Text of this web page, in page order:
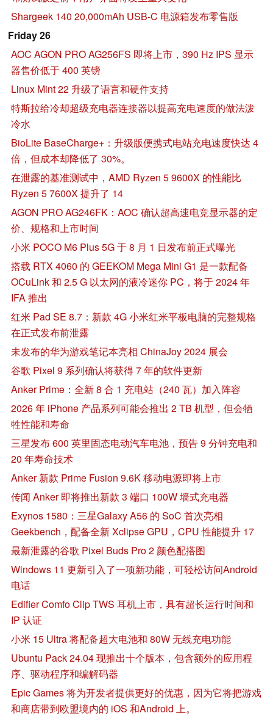
Shargeek 140 20,000mAh USB-C 电源箱发布零售版
Friday 26
AOC AGON PRO AG256FS 即将上市，390 Hz IPS 显示
器售价低于 400 英镑
Linux Mint 22 升级了语言和硬件支持
特斯拉给冷却超级充电器连接器以提高充电速度的做法泼
冷水
BioLite BaseCharge+：升级版便携式电站充电速度快达 4
倍，但成本却降低了 30%。
在泄露的基准测试中，AMD Ryzen 5 9600X 的性能比
Ryzen 5 7600X 提升了 14
AGON PRO AG246FK：AOC 确认超高速电竞显示器的定
价、规格和上市时间
小米 POCO M6 Plus 5G 于 8 月 1 日发布前正式曝光
搭载 RTX 4060 的 GEEKOM Mega Mini G1 是一款配备
OCuLink 和 2.5 G 以太网的液冷迷你 PC，将于 2024 年
IFA 推出
红米 Pad SE 8.7：新款 4G 小米红米平板电脑的完整规格
在正式发布前泄露
未发布的华为游戏笔记本亮相 ChinaJoy 2024 展会
谷歌 Pixel 9 系列确认将获得 7 年的软件更新
Anker Prime：全新 8 合 1 充电站（240 瓦）加入阵容
2026 年 iPhone 产品系列可能会推出 2 TB 机型，但会牺
牲性能和寿命
三星发布 600 英里固态电动汽车电池，预告 9 分钟充电和
20 年寿命技术
Anker 新款 Prime Fusion 9.6K 移动电源即将上市
传闻 Anker 即将推出新款 3 端口 100W 墙式充电器
Exynos 1580：三星Galaxy A56 的 SoC 首次亮相
Geekbench，配备全新 Xclipse GPU，CPU 性能提升 17
最新泄露的谷歌 Pixel Buds Pro 2 颜色配搭图
Windows 11 更新引入了一项新功能，可轻松访问Android
电话
Edifier Comfo Clip TWS 耳机上市，具有超长运行时间和
IP 认证
小米 15 Ultra 将配备超大电池和 80W 无线充电功能
Ubuntu Pack 24.04 现推出十个版本，包含额外的应用程
序、驱动程序和编解码器
Epic Games 将为开发者提供更好的优惠，因为它将把游戏
和商店带到欧盟境内的 iOS 和Android 上。